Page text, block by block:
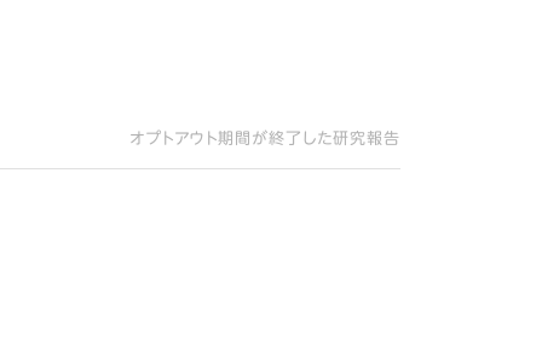
オプトアウト期間が終了した研究報告